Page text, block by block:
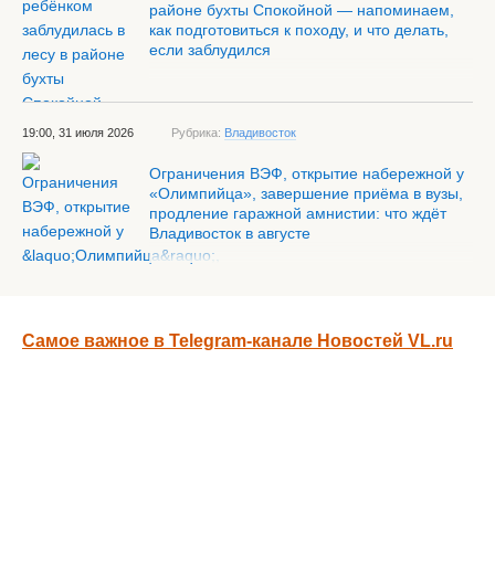
районе бухты Спокойной — напоминаем,
как подготовиться к походу, и что делать,
если заблудился
19:00, 31 июля 2026 Рубрика: Владивосток
Ограничения ВЭФ, открытие набережной у
«Олимпийца», завершение приёма в вузы,
продление гаражной амнистии: что ждёт
Владивосток в августе
Самое важное в Telegram-канале Новостей VL.ru